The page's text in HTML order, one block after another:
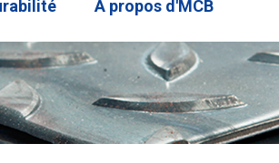
À propos d'MCB